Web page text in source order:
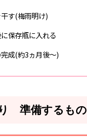
す(梅雨明け)
保存瓶に入れる
成(約3ヵ月後～)
準備するもの